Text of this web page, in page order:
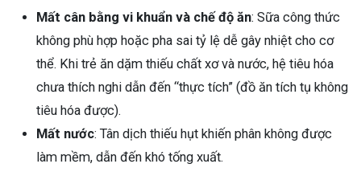
Mất cân bằng vi khuẩn và chế độ ăn: Sữa công thức
không phù hợp hoặc pha sai tỷ lệ dễ gây nhiệt cho cơ
thể. Khi trẻ ăn dặm thiếu chất xơ và nước, hệ tiêu hóa
chưa thích nghi dẫn đến “thực tích” (đồ ăn tích tụ không
tiêu hóa được).
Mất nước: Tân dịch thiếu hụt khiến phân không được
làm mềm, dẫn đến khó tống xuất.